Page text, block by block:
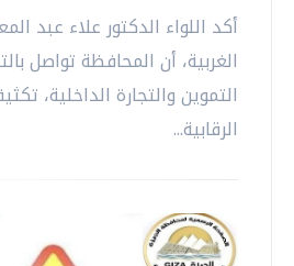
أكد اللواء الدكتور علاء عبد
الغربية، أن المحافظة تواصل
التموين والتجارة الداخلية،
الرقابية...